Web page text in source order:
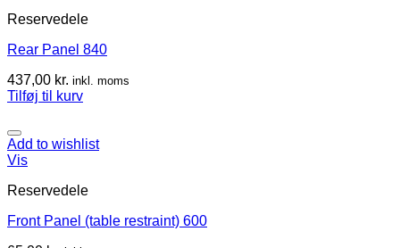
Reservedele
Rear Panel 840
437,00 kr. inkl. moms
Tilføj til kurv
Add to wishlist
Vis
Reservedele
Front Panel (table restraint) 600